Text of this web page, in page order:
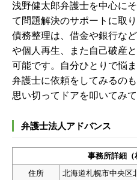
浅野健太郎弁護士を中心に
て問題解決のサポートに取り
債務整理は、借金や銀行な
や個人再生、また自己破産
可能です。自分ひとりで悩
弁護士に依頼をしてみるの
思い切ってドアを叩いてみ
弁護士法人アドバンス
事務所詳細（
住所
北海道札幌市中央区